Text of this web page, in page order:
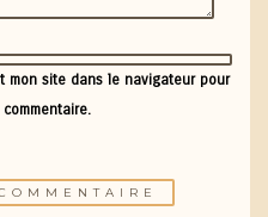
mon site dans le navigateur pour